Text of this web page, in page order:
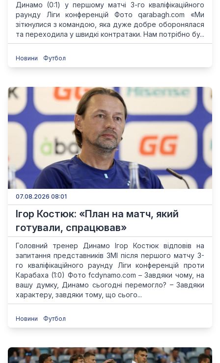
Динамо (0:1) у першому матчі 3-го кваліфікаційного
раунду Ліги конференцій Фото qarabagh.com «Ми
зіткнулися з командою, яка дуже добре оборонялася
та переходила у швидкі контратаки. Нам потрібно бу...
Новини Футбол
07.08.2026 08:01
Ігор Костюк: «План на матч, який
готували, спрацював»
Головний тренер Динамо Ігор Костюк відповів на
запитання представників ЗМІ після першого матчу 3-
го кваліфікаційного раунду Ліги конференцій проти
Карабаха (1:0) Фото fcdynamo.com – Завдяки чому, на
вашу думку, Динамо сьогодні перемогло? – Завдяки
характеру, завдяки тому, що сього...
Новини Футбол